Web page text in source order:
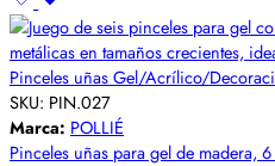
Pinceles uñas Gel/Acrílico/
SKU: PIN.027
Marca: POLLIÉ
Pinceles uñas para gel de madera,